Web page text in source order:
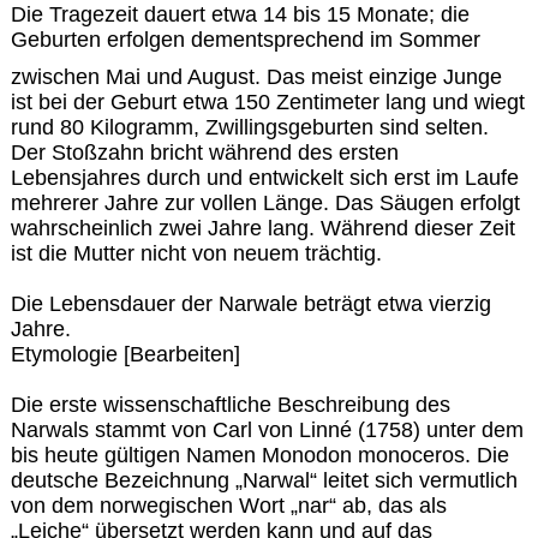
Die Tragezeit dauert etwa 14 bis 15 Monate; die
Geburten erfolgen dementsprechend im Sommer
zwischen Mai und August. Das meist einzige Junge
ist bei der Geburt etwa 150 Zentimeter lang und wiegt
rund 80 Kilogramm, Zwillingsgeburten sind selten.
Der Stoßzahn bricht während des ersten
Lebensjahres durch und entwickelt sich erst im Laufe
mehrerer Jahre zur vollen Länge. Das Säugen erfolgt
wahrscheinlich zwei Jahre lang. Während dieser Zeit
ist die Mutter nicht von neuem trächtig.
Die Lebensdauer der Narwale beträgt etwa vierzig
Jahre.
Etymologie [Bearbeiten]
Die erste wissenschaftliche Beschreibung des
Narwals stammt von Carl von Linné (1758) unter dem
bis heute gültigen Namen Monodon monoceros. Die
deutsche Bezeichnung „Narwal“ leitet sich vermutlich
von dem norwegischen Wort „nar“ ab, das als
„Leiche“ übersetzt werden kann und auf das